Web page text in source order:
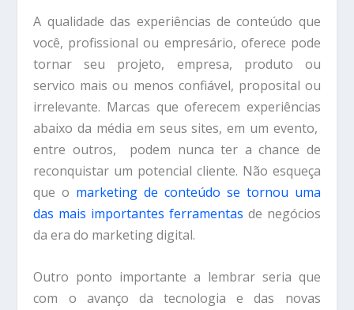
A qualidade das experiências de conteúdo que
você, profissional ou empresário, oferece pode
tornar seu projeto, empresa, produto ou
servico mais ou menos confiável, proposital ou
irrelevante. Marcas que oferecem experiências
abaixo da média em seus sites, em um evento,
entre outros, podem nunca ter a chance de
reconquistar um potencial cliente. Não esqueça
que o marketing de conteúdo se tornou uma
das mais importantes ferramentas de negócios
da era do marketing digital.
Outro ponto importante a lembrar seria que
com o avanço da tecnologia e das novas